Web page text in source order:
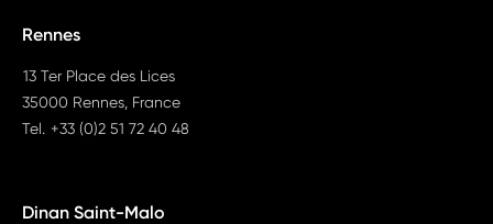
Rennes
13 Ter Place des Lices
35000 Rennes, France
Tel. +33 (0)2 51 72 40 48
Dinan Saint-Malo